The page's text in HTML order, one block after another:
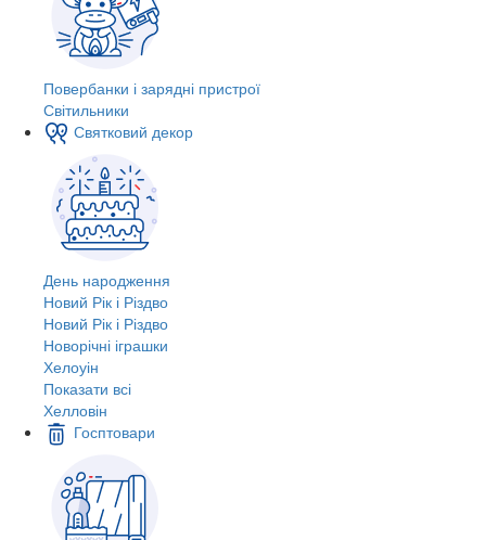
Повербанки і зарядні пристрої
Світильники
Святковий декор
День народження
Новий Рік і Різдво
Новий Рік і Різдво
Новорічні іграшки
Хелоуін
Показати всі
Хелловін
Госптовари